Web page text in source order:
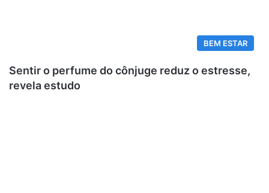
BEM ESTAR
Sentir o perfume do cônjuge reduz o estresse,
revela estudo